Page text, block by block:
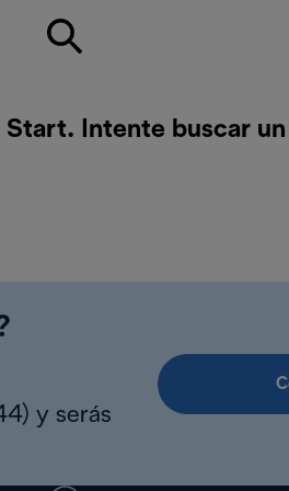
Start. Intente buscar
y serás